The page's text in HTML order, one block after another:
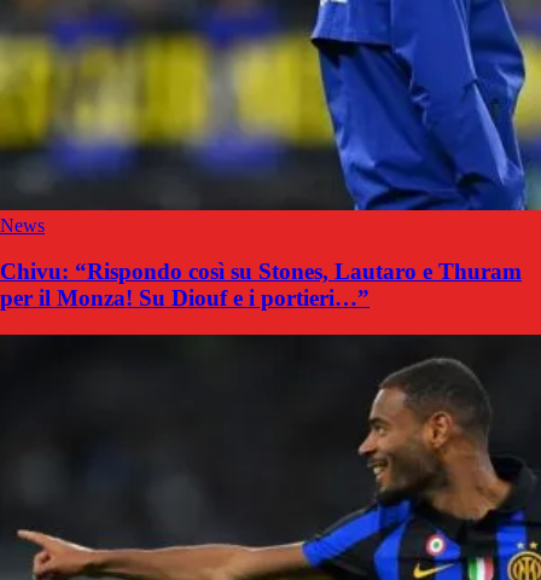
News
Chivu: “Rispondo così su Stones, Lautaro e Thuram
per il Monza! Su Diouf e i portieri…”